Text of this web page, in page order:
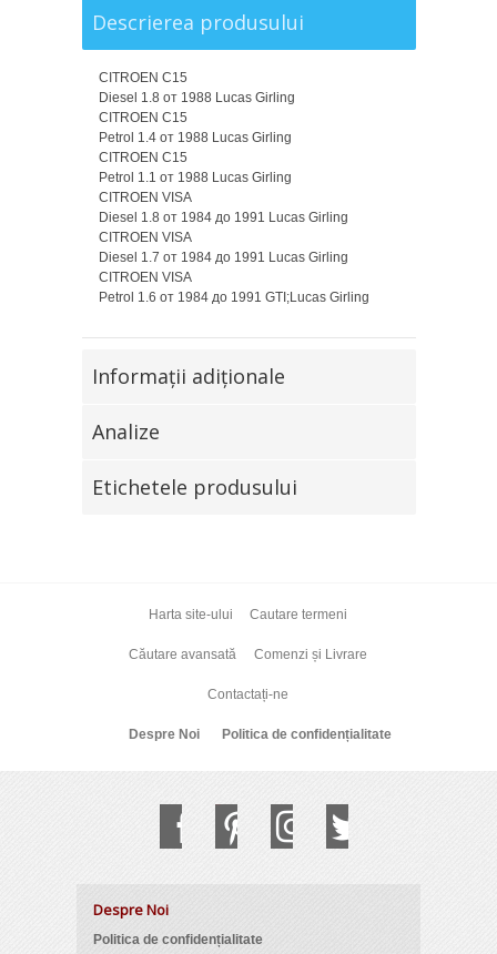
Descrierea produsului
CITROEN C15
Diesel 1.8 от 1988 Lucas Girling
CITROEN C15
Petrol 1.4 от 1988 Lucas Girling
CITROEN C15
Petrol 1.1 от 1988 Lucas Girling
CITROEN VISA
Diesel 1.8 от 1984 до 1991 Lucas Girling
CITROEN VISA
Diesel 1.7 от 1984 до 1991 Lucas Girling
CITROEN VISA
Petrol 1.6 от 1984 до 1991 GTI;Lucas Girling
Informaţii adiţionale
Analize
Etichetele produsului
Harta site-ului Cautare termeni
Căutare avansată Comenzi și Livrare
Contactați-ne
Despre Noi Politica de confidențialitate
Despre Noi
Politica de confidențialitate